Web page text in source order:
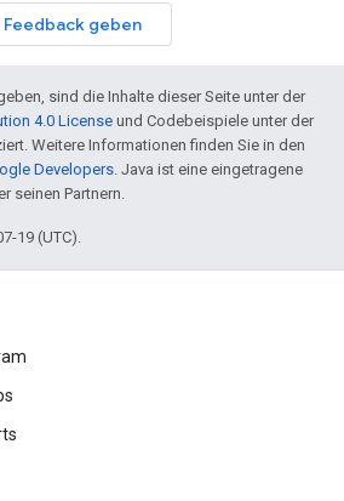
Feedback geben
sind die Inhalte dieser Seite unter der
4.0 License und Codebeispiele unter der
Weitere Informationen finden Sie in den
Developers. Java ist eine eingetragene
seinen Partnern.
19 (UTC).